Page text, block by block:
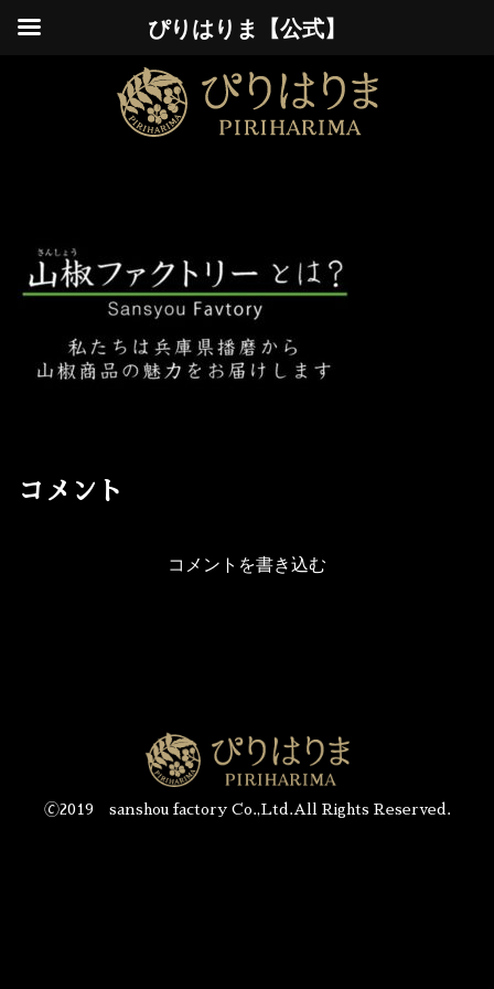
コメント
コメントを書き込む
🄫2019 sanshou factory Co.,Ltd.All Rights Reserved.
ぴりはりま【公式】